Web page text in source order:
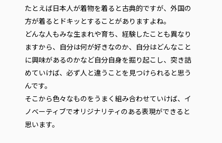
たとえば日本人が着物を着ると古典的ですが、外国の
方が着るとドキッとすることがありますよね。
どんな人もみな生まれや育ち、経験したことも異なり
ますから、自分は何が好きなのか、自分はどんなこと
に興味があるのかなど自分自身を掘り起こし、突き詰
めていけば、必ず人と違うことを見つけられると思う
んです。
そこから色々なものをうまく組み合わせていけば、イ
ノベーティブでオリジナリティのある表現ができると
思います。